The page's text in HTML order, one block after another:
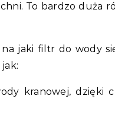
To bardzo duża
jaki filtr do wody
kranowej, dzięki